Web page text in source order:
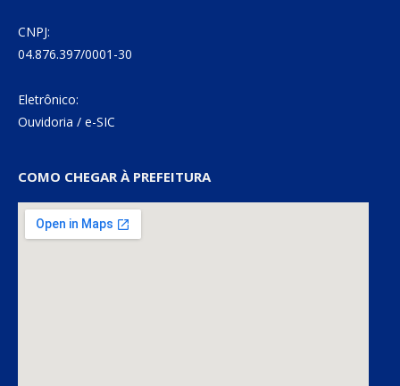
CNPJ:
04.876.397/0001-30
Eletrônico:
Ouvidoria / e-SIC
COMO CHEGAR À PREFEITURA